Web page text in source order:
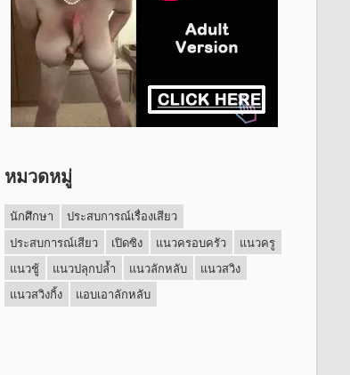
หมวดหมู่
นักศึกษา
ประสบการณ์เรื่องเสียว
ประสบการณ์เสียว
เปิดซิง แนวครอบครัว
แนวครู
แนวชู้
แนวปลุกปล้ำ แนวลักหลับ
แนวสวิง
แนวสวิงกิ้ง
แอบเอาลักหลับ